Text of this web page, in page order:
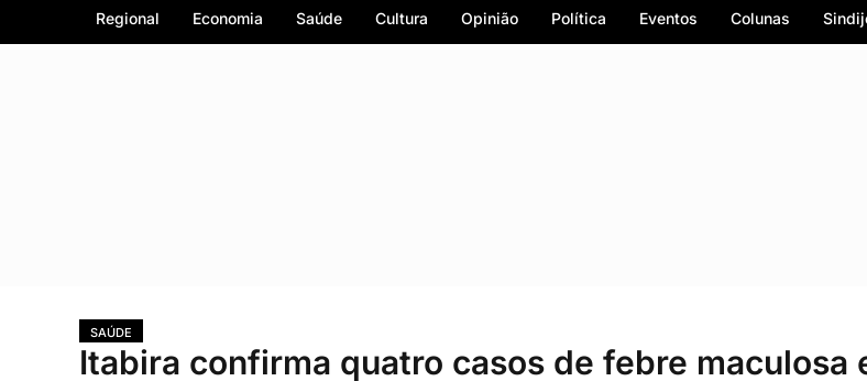
Regional Economia Saúde Cultura Opinião Política Eventos Colunas
SAÚDE
Itabira confirma quatro casos de febre maculosa